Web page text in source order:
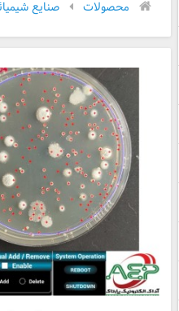
محصولات صنایع